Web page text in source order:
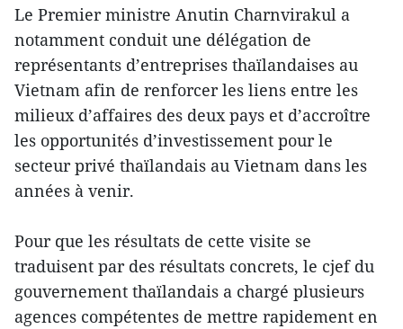
Le Premier ministre Anutin Charnvirakul a
notamment conduit une délégation de
représentants d’entreprises thaïlandaises au
Vietnam afin de renforcer les liens entre les
milieux d’affaires des deux pays et d’accroître
les opportunités d’investissement pour le
secteur privé thaïlandais au Vietnam dans les
années à venir.
Pour que les résultats de cette visite se
traduisent par des résultats concrets, le cjef du
gouvernement thaïlandais a chargé plusieurs
agences compétentes de mettre rapidement en